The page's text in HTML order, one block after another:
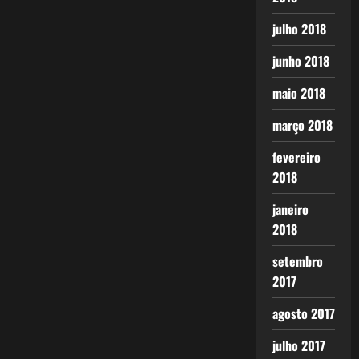
julho 2018
junho 2018
maio 2018
março 2018
fevereiro
2018
janeiro
2018
setembro
2017
agosto 2017
julho 2017